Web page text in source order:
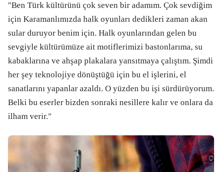
"Ben Türk kültürünü çok seven bir adamım. Çok sevdiğim
için Karamanlımızda halk oyunları dedikleri zaman akan
sular duruyor benim için. Halk oyunlarından gelen bu
sevgiyle kültürümüze ait motiflerimizi bastonlarıma, su
kabaklarına ve ahşap plakalara yansıtmaya çalıştım. Şimdi
her şey teknolojiye dönüştüğü için bu el işlerini, el
sanatlarını yapanlar azaldı. O yüzden bu işi sürdürüyorum.
Belki bu eserler bizden sonraki nesillere kalır ve onlara da
ilham verir."